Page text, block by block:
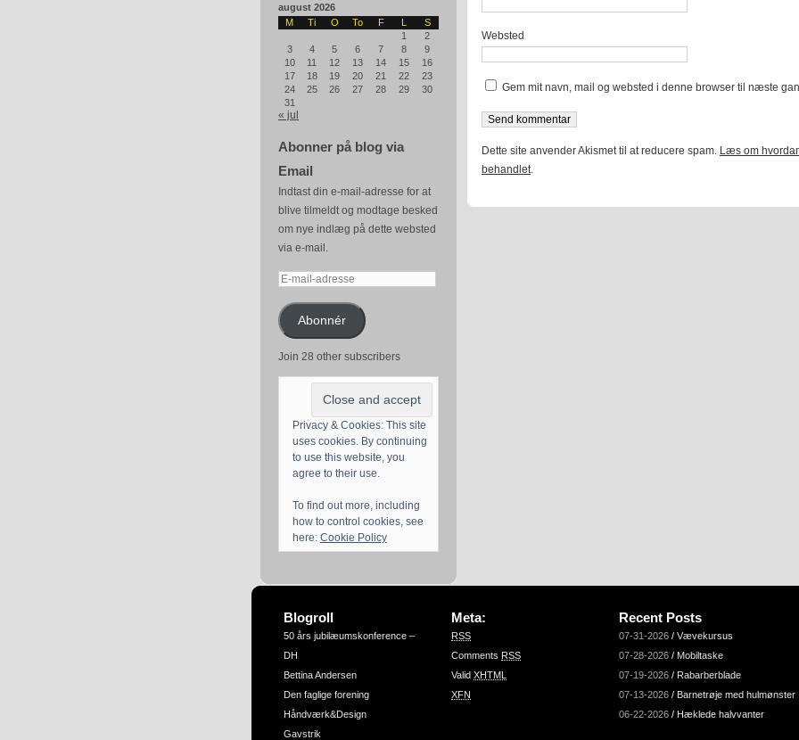
august 2026
M
Ti O To F L
S
1
2
3
4 5 6 7 8
9
10
11 12 13 14 15
16
17
18 19 20 21 22
23
24
25 26 27 28 29
30
31
« jul
Abonner på blog via
Email
Indtast din e-mail-adresse for at
blive tilmeldt og modtage besked
om nye indlæg på dette websted
via e-mail.
E-
adresseAbonnér
Join 28 other subscribers
Privacy & Cookies: This site
uses cookies. By continuing
to use this website, you
agree to their use.
To find out more, including
how to control cookies, see
here: Cookie Policy
Websted
Gem mit navn, mail og websted i denne browser til næste
Dette site anvender Akismet til at reducere spam. Læs om
behandlet.
Blogroll
50 års jubilæumskonference –
DH
Bettina Andersen
Den faglige forening
Håndværk&Design
Gavstrik
Meta:
RSS
Comments RSS
Valid XHTML
XFN
Recent Posts
07-31-2026 / Vævekursus
07-28-2026 / Mobiltaske
07-19-2026 / Rabarberblade
07-13-2026 / Barnetrøje med hulmønster
06-22-2026 / Hæklede halvvanter